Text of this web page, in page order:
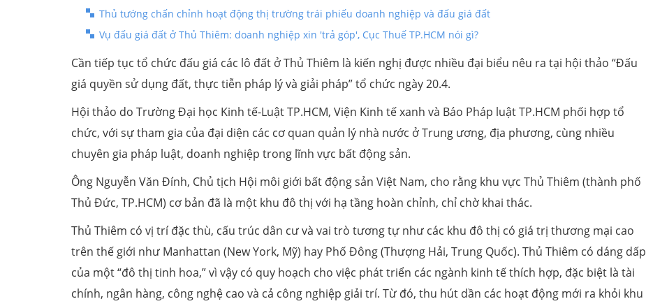
Thủ tướng chấn chỉnh hoạt động thị trường trái phiếu doanh nghiệp và đấu giá đất
Vụ đấu giá đất ở Thủ Thiêm: doanh nghiệp xin 'trả góp', Cục Thuế TP.HCM nói gì?
Cần tiếp tục tổ chức đấu giá các lô đất ở Thủ Thiêm là kiến nghị được nhiều đại biểu nêu ra tại hội thảo “Đấu
giá quyền sử dụng đất, thực tiễn pháp lý và giải pháp” tổ chức ngày 20.4.
Hội thảo do Trường Đại học Kinh tế-Luật TP.HCM, Viện Kinh tế xanh và Báo Pháp luật TP.HCM phối hợp tổ
chức, với sự tham gia của đại diện các cơ quan quản lý nhà nước ở Trung ương, địa phương, cùng nhiều
chuyên gia pháp luật, doanh nghiệp trong lĩnh vực bất động sản.
Ông Nguyễn Văn Đính, Chủ tịch Hội môi giới bất động sản Việt Nam, cho rằng khu vực Thủ Thiêm (thành phố
Thủ Đức, TP.HCM) cơ bản đã là một khu đô thị với hạ tầng hoàn chỉnh, chỉ chờ khai thác.
Thủ Thiêm có vị trí đặc thù, cấu trúc dân cư và vai trò tương tự như các khu đô thị có giá trị thương mại cao
trên thế giới như Manhattan (New York, Mỹ) hay Phố Đông (Thượng Hải, Trung Quốc). Thủ Thiêm có dáng dấp
của một “đô thị tinh hoa,” vì vậy có quy hoạch cho việc phát triển các ngành kinh tế thích hợp, đặc biệt là tài
chính, ngân hàng, công nghệ cao và cả công nghiệp giải trí. Từ đó, thu hút dần các hoạt động mới ra khỏi khu